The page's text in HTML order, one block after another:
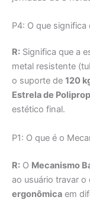
P4: O que significa
R: Significa que a
metal resistente
o suporte de 120
Estrela de
estético final.
P1: O que é o
R: O Mecanismo
ao usuário travar o
ergonômica em